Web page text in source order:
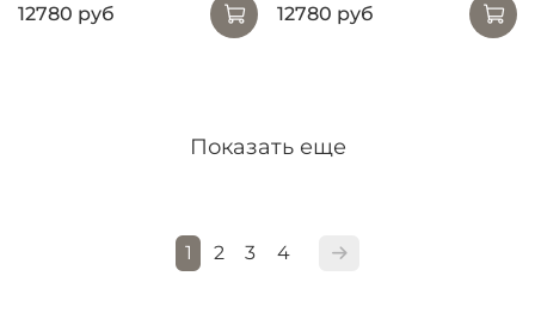
12780 руб
12780 руб
Показать еще
1 2 3 4